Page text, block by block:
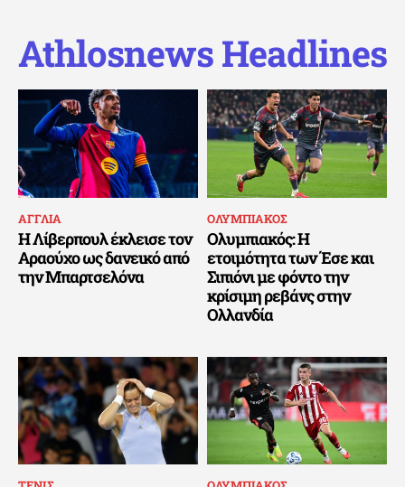
Athlosnews Headlines
ΑΓΓΛΙΑ
Η Λίβερπουλ έκλεισε τον
Αραούχο ως δανεικό από
την Μπαρτσελόνα
ΟΛΥΜΠΙΑΚΟΣ
Ολυμπιακός: Η
ετοιμότητα των Έσε και
Σιπιόνι με φόντο την
κρίσιμη ρεβάνς στην
Ολλανδία